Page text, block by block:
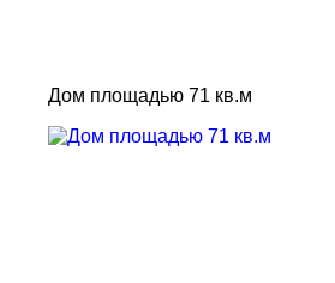
Дом площадью 71 кв.м